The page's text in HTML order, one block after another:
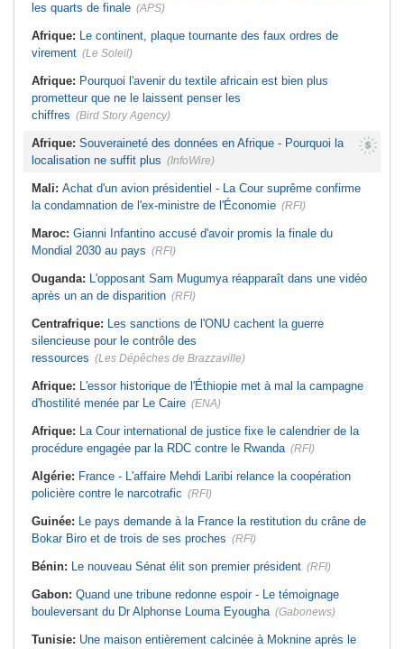
les quarts de finale (APS)
Afrique: Le continent, plaque tournante des faux ordres de
virement (Le Soleil)
Afrique: Pourquoi l'avenir du textile africain est bien plus
prometteur que ne le laissent penser les
chiffres (Bird Story Agency)
Afrique: Souveraineté des données en Afrique - Pourquoi la
localisation ne suffit plus (InfoWire)
Mali: Achat d'un avion présidentiel - La Cour suprême confirme
la condamnation de l'ex-ministre de l'Économie (RFI)
Maroc: Gianni Infantino accusé d'avoir promis la finale du
Mondial 2030 au pays (RFI)
Ouganda: L'opposant Sam Mugumya réapparaît dans une vidéo
après un an de disparition (RFI)
Centrafrique: Les sanctions de l'ONU cachent la guerre
silencieuse pour le contrôle des
ressources (Les Dépêches de Brazzaville)
Afrique: L'essor historique de l'Éthiopie met à mal la campagne
d'hostilité menée par Le Caire (ENA)
Afrique: La Cour international de justice fixe le calendrier de la
procédure engagée par la RDC contre le Rwanda (RFI)
Algérie: France - L'affaire Mehdi Laribi relance la coopération
policière contre le narcotrafic (RFI)
Guinée: Le pays demande à la France la restitution du crâne de
Bokar Biro et de trois de ses proches (RFI)
Bénin: Le nouveau Sénat élit son premier président (RFI)
Gabon: Quand une tribune redonne espoir - Le témoignage
bouleversant du Dr Alphonse Louma Eyougha (Gabonews)
Tunisie: Une maison entièrement calcinée à Moknine après le